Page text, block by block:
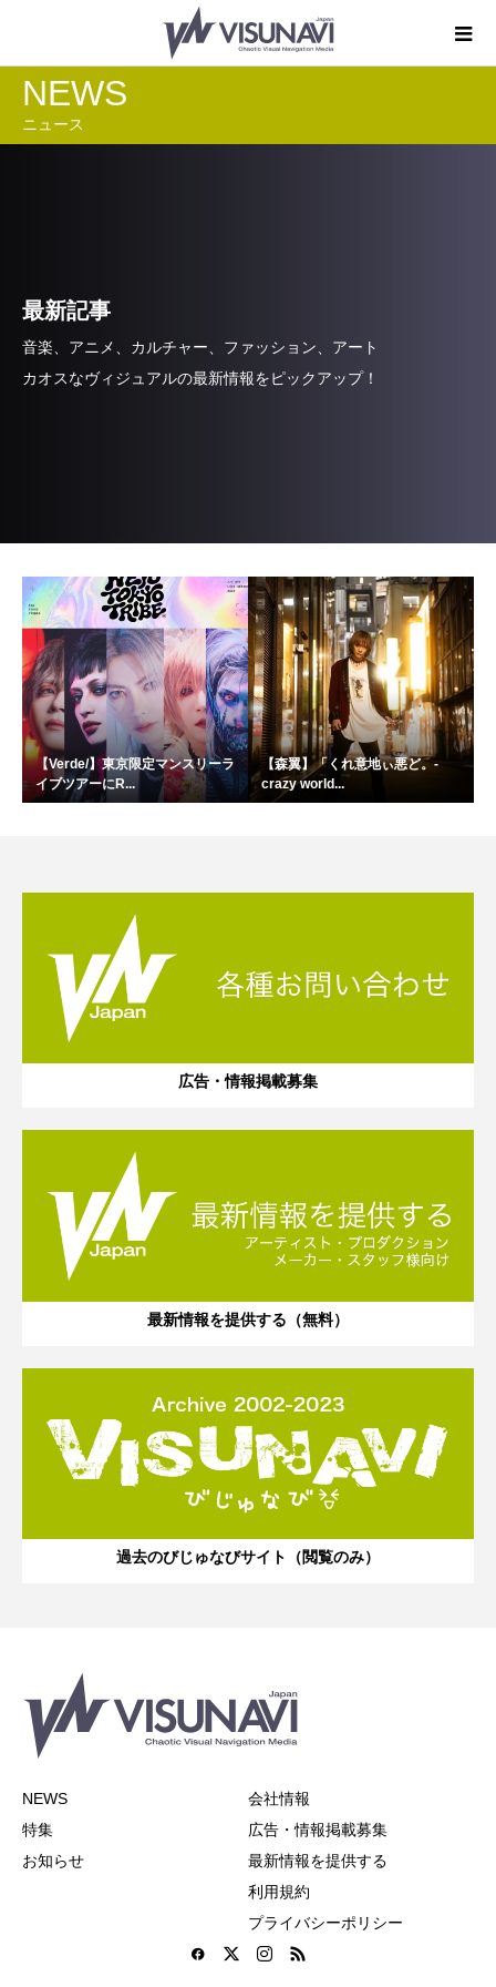
NEWS
ニュース
最新記事
音楽、アニメ、カルチャー、ファッション、アート
カオスなヴィジュアルの最新情報をピックアップ！
【Verde/】東京限定マンスリーラ
イブツアーにR...
【森翼】「くれ意地ぃ悪ど。-
crazy world...
広告・情報掲載募集
最新情報を提供する（無料）
過去のびじゅなびサイト（閲覧のみ）
NEWS
特集
お知らせ
会社情報
広告・情報掲載募集
最新情報を提供する
利用規約
プライバシーポリシー